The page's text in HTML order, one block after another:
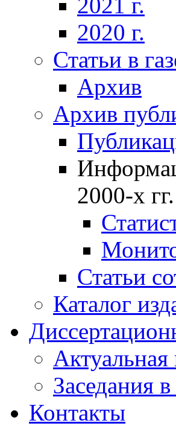
2020 г.
Статьи в
Архив
Архив
2000-х гг.
Статьи
Каталог
Заседания
Контакты